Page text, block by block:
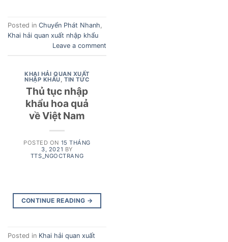
Posted in Chuyển Phát Nhanh,
Khai hải quan xuất nhập khẩu
Leave a comment
KHAI HẢI QUAN XUẤT
NHẬP KHẨU ,TIN TỨC
Thủ tục nhập
khẩu hoa quả
về Việt Nam
POSTED ON 15 THÁNG
3, 2021 BY
TTS_NGOCTRANG
CONTINUE READING →
Posted in Khai hải quan xuất